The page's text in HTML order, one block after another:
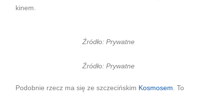
kinem.
Źródło: Prywatne
Źródło: Prywatne
Podobnie rzecz ma się ze szczecińskim Kosmosem . To